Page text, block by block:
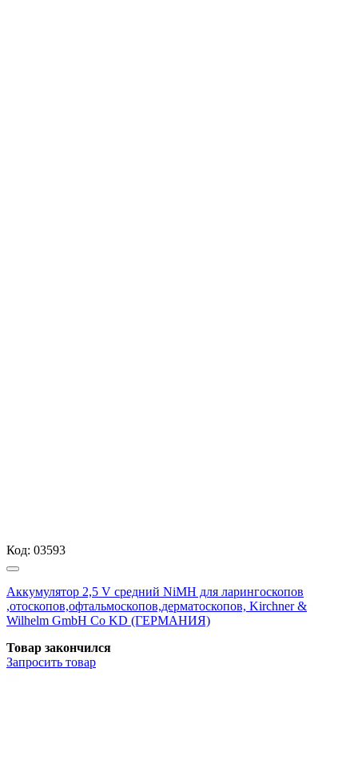
Код: 03593
Аккумулятор 2,5 V средний NiMH для ларингоскопов
,отоскопов,офтальмоскопов,дерматоскопов, Kirchner &
Wilhelm GmbH Co KD (ГЕРМАНИЯ)
Товар закончился
Запросить товар